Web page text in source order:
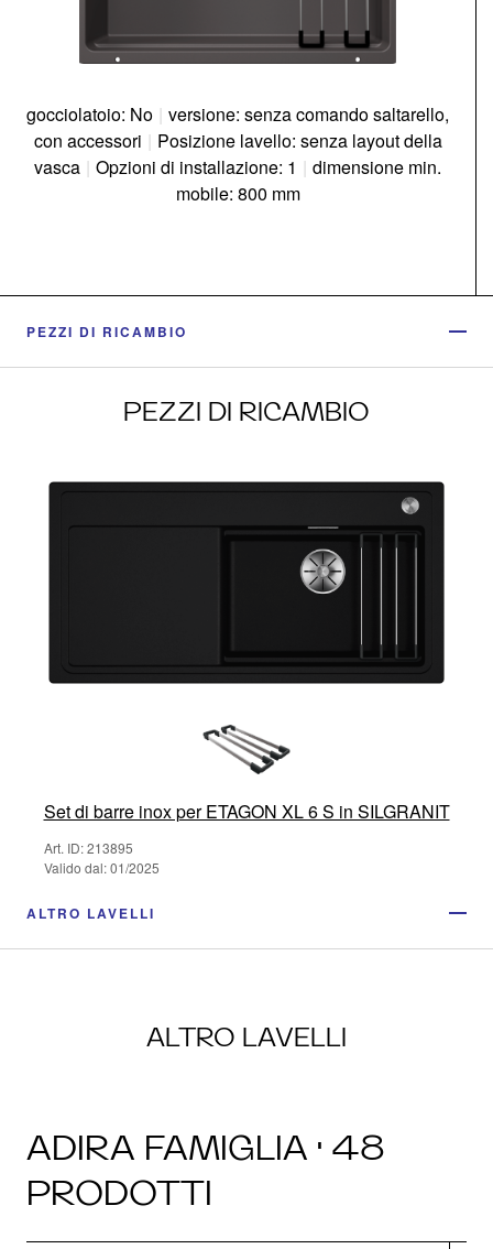
gocciolatoio: No | versione: senza comando saltarello,
con accessori | Posizione lavello: senza layout della
vasca | Opzioni di installazione: 1 | dimensione min.
mobile: 800 mm
PEZZI DI RICAMBIO
PEZZI DI RICAMBIO
Set di barre inox per ETAGON XL 6 S in SILGRANIT
Art. ID: 213895
Valido dal: 01/2025
ALTRO LAVELLI
ALTRO LAVELLI
ADIRA FAMIGLIA · 48
PRODOTTI